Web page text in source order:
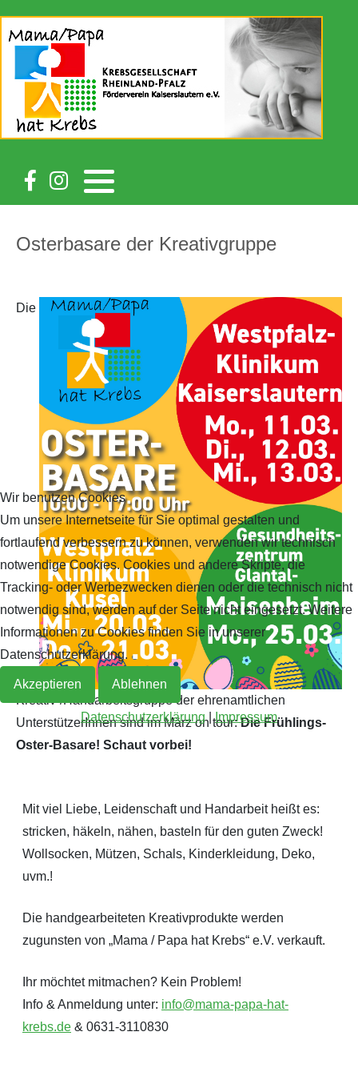
Osterbasare der Kreativgruppe
Die
Kreativ-/Handarbeitsgruppe der ehrenamtlichen
UnterstützerInnen sind im März on tour:Die Frühlings-
Oster-Basare! Schaut vorbei!
Mit viel Liebe, Leidenschaft und Handarbeit heißt es:
stricken, häkeln, nähen, basteln für den guten Zweck!
Wollsocken, Mützen, Schals, Kinderkleidung, Deko,
uvm.!
Die handgearbeiteten Kreativprodukte werden
zugunsten von „Mama / Papa hat Krebs“ e.V. verkauft.
Ihr möchtet mitmachen? Kein Problem!
Info & Anmeldung unter: info@mama-papa-hat-
krebs.de & 0631-3110830
Wir benutzen Cookies
Um unsere Internetseite für Sie optimal gestalten und
fortlaufend verbessern zu können, verwenden wir technisch
notwendige Cookies. Cookies und andere Skripte, die
Tracking- oder Werbezwecken dienen oder die technisch nicht
notwendig sind, werden auf der Seite nicht eingesetzt. Weitere
Informationen zu Cookies finden Sie in unserer
Datenschutzerklärung.
Akzeptieren Ablehnen
Datenschutzerklärung|Impressum